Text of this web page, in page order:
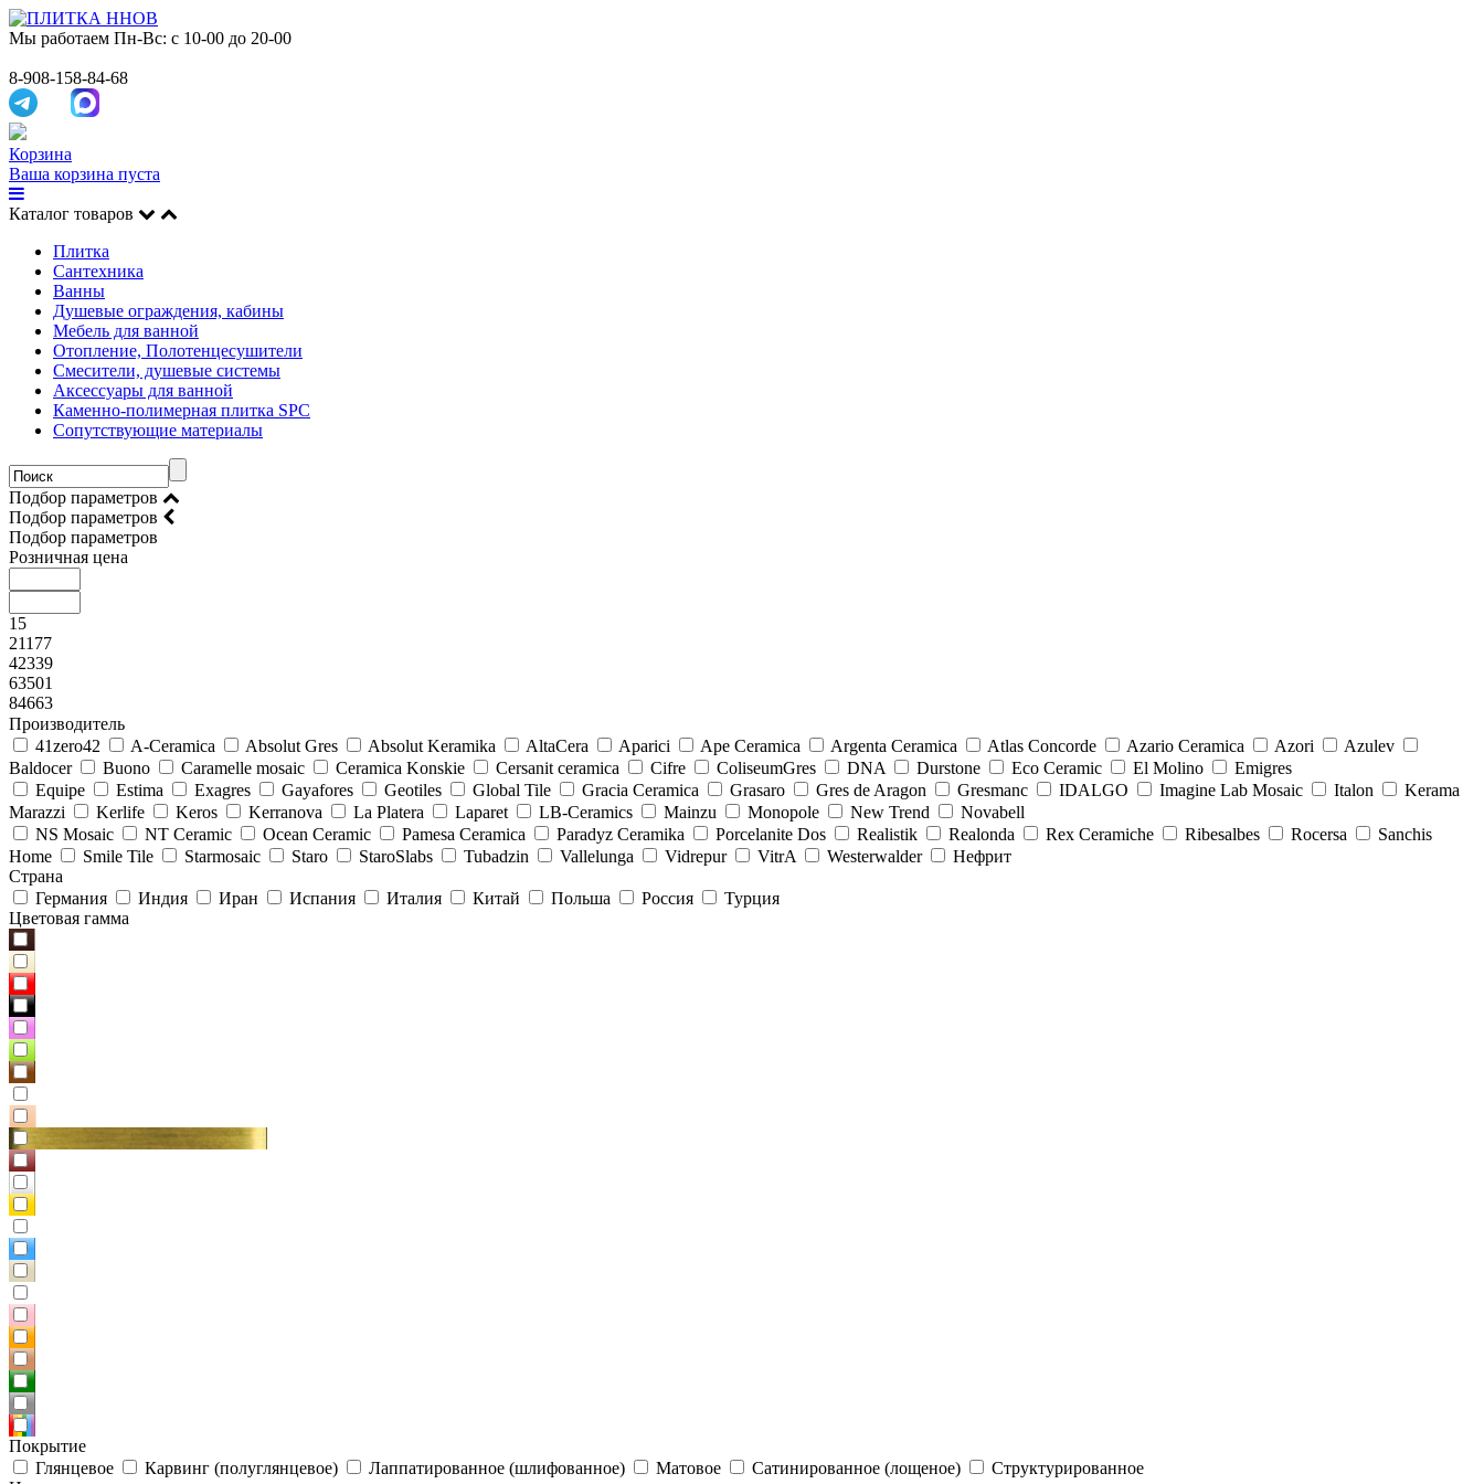
Мы работаем Пн-Вс: с 10-00 до 20-00
8-908-158-84-68
Корзина
Ваша корзина пуста
Каталог товаров
Плитка
Сантехника
Ванны
Душевые ограждения, кабины
Мебель для ванной
Отопление, Полотенцесушители
Смесители, душевые системы
Аксессуары для ванной
Каменно-полимерная плитка SPC
Сопутствующие материалы
Подбор параметров
Подбор параметров
Подбор параметров
Розничная цена
15
21177
42339
63501
84663
Производитель
41zero42
A-Ceramica Absolut Gres Absolut Keramika AltaCera Aparici Ape Ceramica Argenta Ceramica Atlas Concorde Azario Ceramica Azori
Azulev
Baldocer
Buono Caramelle mosaic Ceramica Konskie Cersanit ceramica Cifre ColiseumGres DNA Durstone Eco Ceramic El Molino
Emigres
Equipe
Estima Exagres Gayafores Geotiles Global Tile Gracia Ceramica Grasaro Gres de Aragon Gresmanc IDALGO Imagine Lab Mosaic Italon
Kerama
Marazzi
Kerlife Keros Kerranova La Platera Laparet LB-Ceramics Mainzu Monopole New Trend
Novabell
NS Mosaic
NT Ceramic Ocean Ceramic Pamesa Ceramica Paradyz Сeramika Porcelanite Dos Realistik Realonda Rex Ceramiche Ribesalbes Rocersa
Sanchis
Home
Smile Tile Starmosaic Staro StaroSlabs Tubadzin Vallelunga Vidrepur VitrA Westerwalder
Нефрит
Страна
Германия
Индия Иран Испания Италия Китай Польша Россия
Турция
Цветовая гамма
Покрытие
Глянцевое
Карвинг (полуглянцевое) Лаппатированное (шлифованное) Матовое Сатинированное (лощеное)
Структурированное